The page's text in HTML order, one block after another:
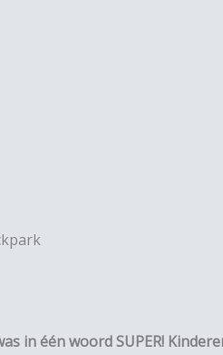
in één woord SUPER!